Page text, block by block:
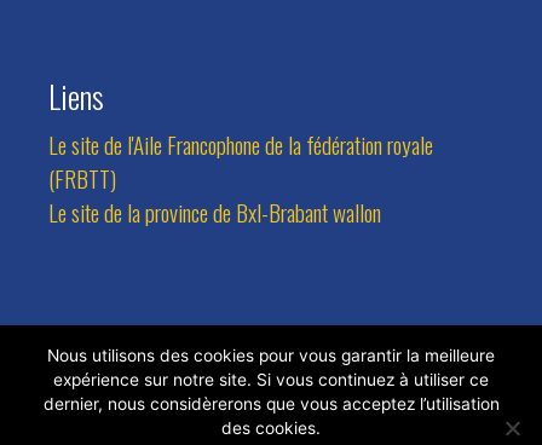
Liens
Le site de l'Aile Francophone de la fédération royale
(FRBTT)
Le site de la province de Bxl-Brabant wallon
Contact
Adresse:Avenue des Combattants 94, 1470 Bousval
Nous utilisons des cookies pour vous garantir la meilleure
expérience sur notre site. Si vous continuez à utiliser ce
dernier, nous considèrerons que vous acceptez l’utilisation
des cookies.